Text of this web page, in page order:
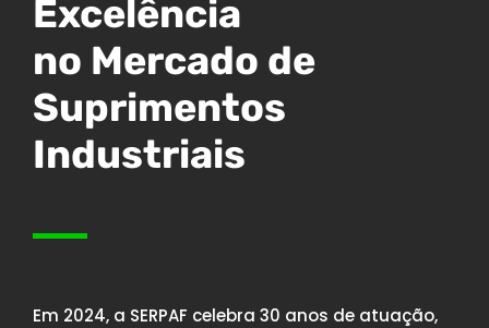
Excelência
no Mercado de
Suprimentos
Industriais
Em 2024, a SERPAF celebra 30 anos de atuação,